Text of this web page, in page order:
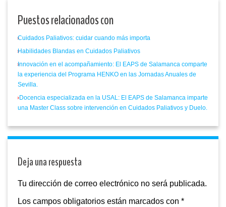
Puestos relacionados con
Cuidados Paliativos: cuidar cuando más importa
Habilidades Blandas en Cuidados Paliativos
Innovación en el acompañamiento: El EAPS de Salamanca comparte
la experiencia del Programa HENKO en las Jornadas Anuales de
Sevilla.
Docencia especializada en la USAL: El EAPS de Salamanca imparte
una Master Class sobre intervención en Cuidados Paliativos y Duelo.
Deja una respuesta
Tu dirección de correo electrónico no será publicada.
Los campos obligatorios están marcados con *